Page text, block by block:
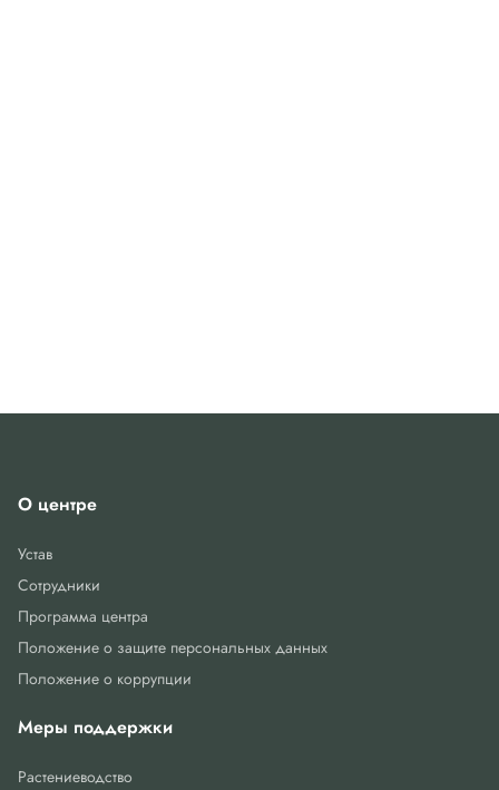
О центре
Устав
Сотрудники
Программа центра
Положение о защите персональных данных
Положение о коррупции
Меры поддержки
Растениеводство